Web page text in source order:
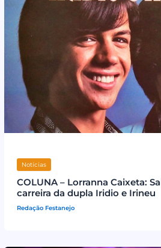
Notícias
COLUNA – Lorranna Caixeta:
carreira da dupla Iridio e Irineu
Redação Festanejo